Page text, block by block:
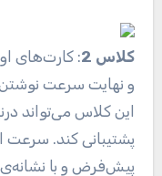
کلاس 2
: کارت‌های
و نهایت سرعت نوشتن
پشتیبانی کند.
پیش‌فرض و با نشانه‌ی SD روی بدنه شناخته می‌شود.